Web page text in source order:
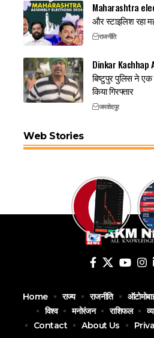
Maharashtra
और स्टाइलिश रहा
राजनीति
Dinkar Kachhap
बिष्टुपुर पुलिस ने
किया गिरफ्तार
जमशेदपुर
Web Stories
Home राज्य राजनीति
विश्व
मनोरंजन राशिफल
Contact
About Us